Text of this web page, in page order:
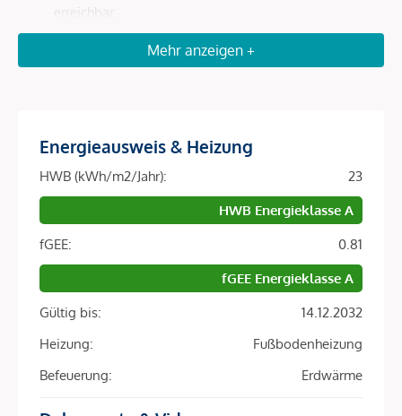
erreichbar.
Optimale Anbindung: In wenigen Minuten zur U4
Roßauer Lände, zum Hauptbahnhof und in nur 20
Botschaften und Wiener Top-Arbeitgebern ist die
Vermietbarkeit in dieser Lage hervorragend.
ökologisch zukunftsweisende Bauweise und eine
DGNB-Gold-Zertifizierung sichern langfristige
Architektur & Nachhaltigkeit – Zukunftssicherheit fürs
Investment
Das LeopoldQuartier ist Europas erstes Stadtquartier in
Holz-Hybrid-Bauweise und setzt Maßstäbe für ökologisches
Mehr anzeigen +
Energieausweis & Heizung
HWB (kWh/m2/Jahr):
23
HWB Energieklasse A
fGEE:
0.81
fGEE Energieklasse A
Gültig bis:
14.12.2032
Heizung:
Fußbodenheizung
Befeuerung:
Erdwärme